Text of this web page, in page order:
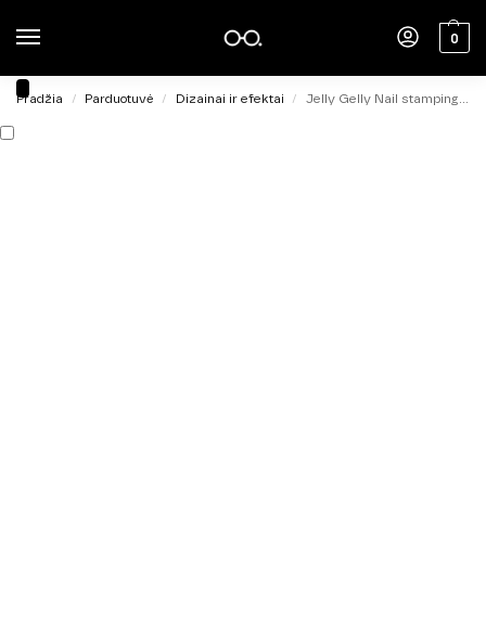
0
Pradžia / Parduotuvė / Dizainai ir efektai / Jelly Gelly Nail stamping polish silver 5ml